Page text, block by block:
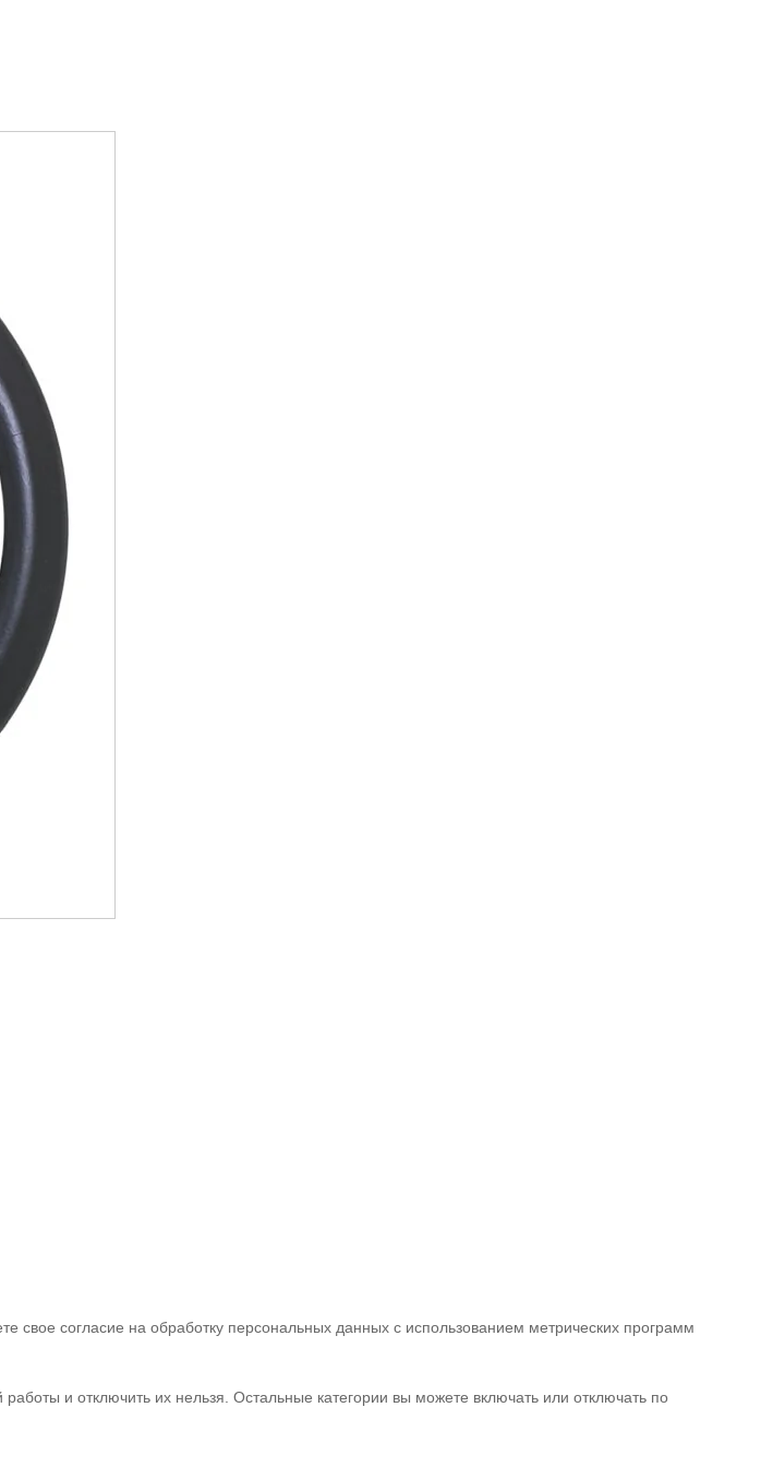
согласие на обработку персональных данных с использованием метрических программ
и отключить их нельзя. Остальные категории вы можете включать или отключать по